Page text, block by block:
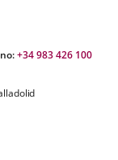
+34 983 426 100